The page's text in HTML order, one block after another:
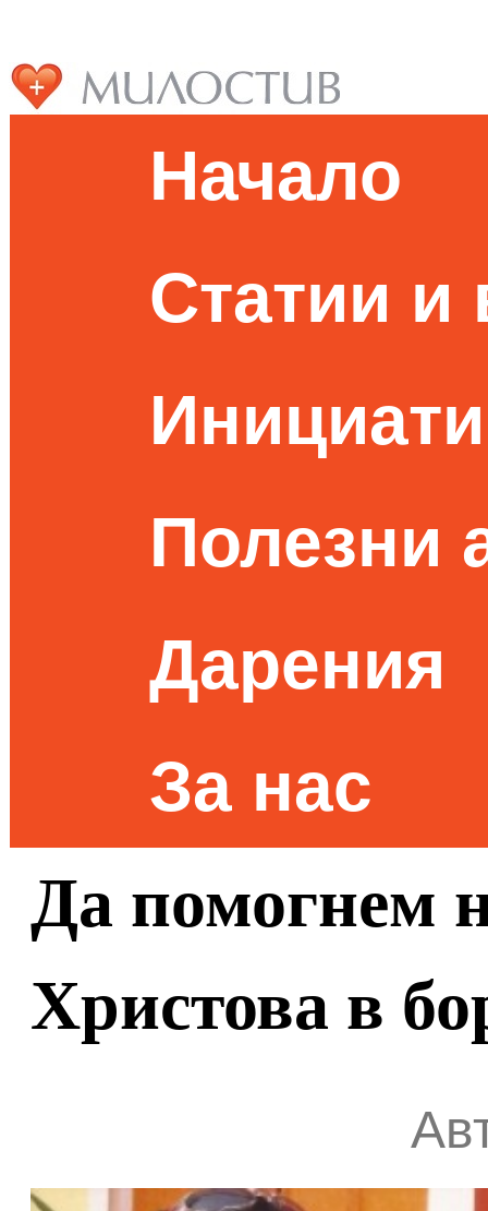
Начало
Статии и
Полезни
Дарения
За нас
Да помогнем
Христова в